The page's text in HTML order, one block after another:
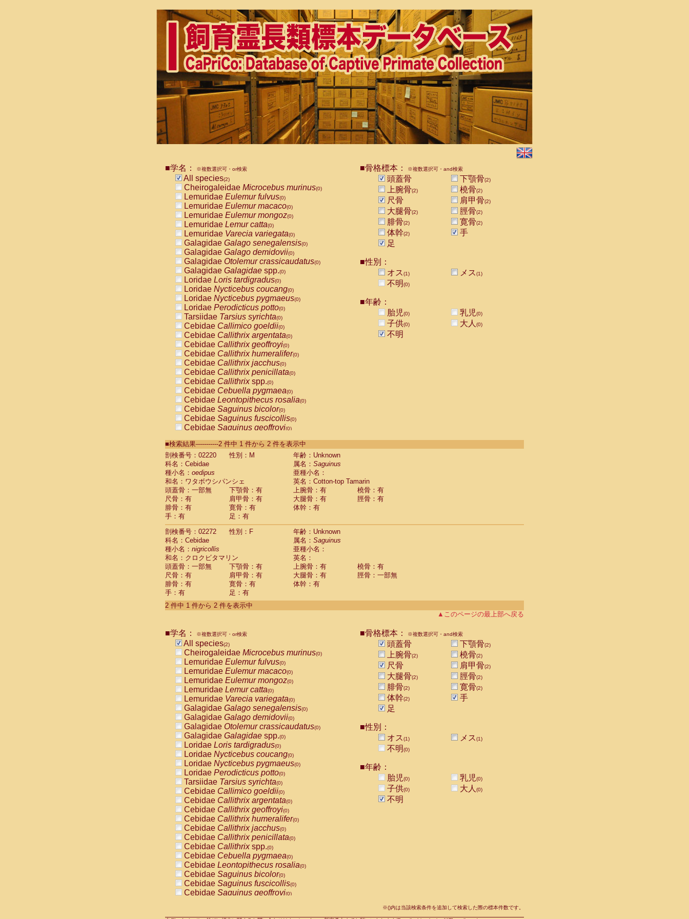
■学名： ※複数選択可・or検索
All species(2)
Cheirogaleidae Microcebus murinus(0)
Lemuridae Eulemur fulvus(0)
Lemuridae Eulemur macaco(0)
Lemuridae Eulemur mongoz(0)
Lemuridae Lemur catta(0)
Lemuridae Varecia variegata(0)
Galagidae Galago senegalensis(0)
Galagidae Galago demidovii(0)
Galagidae Otolemur crassicaudatus(0)
Galagidae Galagidae spp.(0)
Loridae Loris tardigradus(0)
Loridae Nycticebus coucang(0)
Loridae Nycticebus pygmaeus(0)
Loridae Perodicticus potto(0)
Tarsiidae Tarsius syrichta(0)
Cebidae Callimico goeldii(0)
Cebidae Callithrix argentata(0)
Cebidae Callithrix geoffroyi(0)
Cebidae Callithrix humeralifer(0)
Cebidae Callithrix jacchus(0)
Cebidae Callithrix penicillata(0)
Cebidae Callithrixspp.(0)
Cebidae Cebuella pygmaea(0)
Cebidae Leontopithecus rosalia(0)
Cebidae Saguinus bicolor(0)
Cebidae Saguinus fuscicollis(0)
Cebidae Saguinus geoffroyi(0)
CebidaeSaguinus labiatus(0)
Cebidae Saguinus leucopus (0)
Cebidae
Cebidae
CebidaeSaguinus nigricollis (1)
Cebidae Saguinus oedipus
Cebidae Saguinus weddelli
Cebidae Saguinusspp.
Cebidae Aotus trivirgatus
Cebidae Cebus albifrons
Cebidae
CebidaeCebus capucinus
CebidaeCebus nigrivittatus
Cebidae Cebusspp.(0)
Cebidae Saimiri boliviensis
Cebidae Saimiri sciureus
Atelidae Alouatta caraya
AtelidaeAlouatta fusca
AtelidaeAlouatta seniculus
AtelidaeAteles belzebuth
AtelidaeAteles geoffroyi
AtelidaeAteles paniscus(0)
AtelidaeAtelesspp. (0)
AtelidaeLagothrix lagothricha
AtelidaeLagothrix lagothricha cana
PitheciidaeCacajao calvus rubicundus
PitheciidaeCallicebus cupreus
PitheciidaeCallicebus donacophilus
PitheciidaeCallicebus moloch
PitheciidaeCallicebus torquatus(0)
PitheciidaeCallicebusspp.
PitheciidaeChiropotes satanas
PitheciidaePithecia monachus
PitheciidaePithecia pithecia (0)
CercopithecidaeCercocebus agilis
CercopithecidaeCercocebus galeritus chrysogaster
CercopithecidaeCercocebus torquatus atys
CercopithecidaeCercocebus torquatus lunulatus
CercopithecidaeCercocebus torquatus torquatus
CercopithecidaeCercocebushybrid
CercopithecidaeCercocebusspp.
CercopithecidaeLophocebus albigena
CercopithecidaePapio anubis
CercopithecidaePapio cynocephalus
CercopithecidaePapio hamadryas
CercopithecidaePapio papio
CercopithecidaePapiospp.(0)
CercopithecidaeMandrillus leucophaeus
CercopithecidaeMandrillus sphinx
CercopithecidaeMacaca arctoides(0)
■骨格標本： ※複数選択可・and検索
頭蓋骨 下顎骨(2)
上腕骨(2) 橈骨(2)
尺骨 肩甲骨(2)
大腿骨(2) 脛骨(2)
腓骨(2) 寛骨(2)
体幹(2)
手
足
■性別：
オス(1) メス(1)
不明(0)
■年齢：
胎児(0) 乳児(0)
子供(0) 大人 (0)
不明
■検索結果-----------2 件中 1 件から 2 件を表示中
剖検番号：02220
性別：M
年齢：Unknown
科名：Cebidae
属名： Saguinus
種小名： oedipus
亜種小名：
和名：ワタボウシパンシェ
英名：Cotton-top Tamarin
頭蓋骨：一部無
下顎骨：有 上腕骨：有
橈骨：有
尺骨：有
肩甲骨：有 大腿骨：有
脛骨：有
腓骨：有
寛骨：有
体幹：有
手：有
足：有
剖検番号：02272
性別：F
年齢：Unknown
科名：Cebidae
属名： Saguinus
種小名： nigricollis
亜種小名：
和名：クロクビタマリン
英名：
頭蓋骨：一部無
下顎骨：有 上腕骨：有
橈骨：有
尺骨：有
肩甲骨：有 大腿骨：有
脛骨：一部無
腓骨：有
寛骨：有
体幹：有
手：有
足：有
2 件中 1 件から 2 件を表示中
▲このページの最上部へ戻る
■学名： ※複数選択可・or検索
All species(2)
Cheirogaleidae Microcebus murinus(0)
Lemuridae Eulemur fulvus(0)
Lemuridae Eulemur macaco(0)
Lemuridae Eulemur mongoz(0)
Lemuridae Lemur catta(0)
Lemuridae Varecia variegata(0)
Galagidae Galago senegalensis(0)
Galagidae Galago demidovii(0)
Galagidae Otolemur crassicaudatus(0)
Galagidae Galagidae spp.(0)
Loridae Loris tardigradus(0)
Loridae Nycticebus coucang(0)
Loridae Nycticebus pygmaeus(0)
Loridae Perodicticus potto(0)
Tarsiidae Tarsius syrichta(0)
Cebidae Callimico goeldii(0)
Cebidae Callithrix argentata(0)
Cebidae Callithrix geoffroyi(0)
Cebidae Callithrix humeralifer(0)
Cebidae Callithrix jacchus(0)
Cebidae Callithrix penicillata(0)
Cebidae Callithrixspp.(0)
Cebidae Cebuella pygmaea(0)
Cebidae Leontopithecus rosalia(0)
Cebidae Saguinus bicolor(0)
Cebidae Saguinus fuscicollis(0)
Cebidae Saguinus geoffroyi(0)
■骨格標本： ※複数選択可・and検索
頭蓋骨 下顎骨(2)
上腕骨(2) 橈骨(2)
尺骨 肩甲骨(2)
大腿骨(2) 脛骨(2)
腓骨(2) 寛骨(2)
体幹(2)
手
足
■性別：
オス(1) メス(1)
不明(0)
■年齢：
胎児(0) 乳児(0)
子供(0) 大人 (0)
不明
※()内は当該検索条件を追加して検索した際の標本件数です。